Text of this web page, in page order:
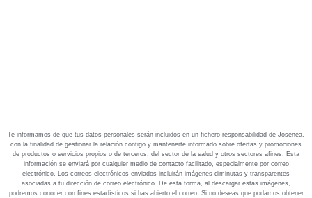
Te informamos de que tus datos personales serán incluidos en un fichero responsabilidad de Josenea,
con la finalidad de gestionar la relación contigo y mantenerte informado sobre ofertas y promociones
de productos o servicios propios o de terceros, del sector de la salud y otros sectores afines. Esta
información se enviará por cualquier medio de contacto facilitado, especialmente por correo
electrónico. Los correos electrónicos enviados incluirán imágenes diminutas y transparentes
asociadas a tu dirección de correo electrónico. De esta forma, al descargar estas imágenes,
podremos conocer con fines estadísticos si has abierto el correo. Si no deseas que podamos obtener